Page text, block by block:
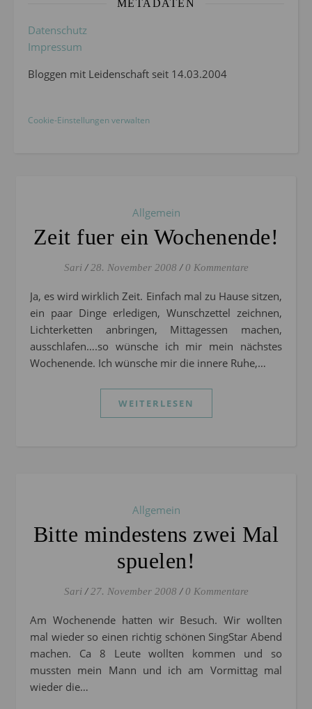
METADATEN
Datenschutz
Impressum
Bloggen mit Leidenschaft seit 14.03.2004
Cookie-Einstellungen verwalten
Allgemein
Zeit fuer ein Wochenende!
Sari / 28. November 2008 / 0 Kommentare
Ja, es wird wirklich Zeit. Einfach mal zu Hause sitzen,
ein paar Dinge erledigen, Wunschzettel zeichnen,
Lichterketten anbringen, Mittagessen machen,
ausschlafen….so wünsche ich mir mein nächstes
Wochenende. Ich wünsche mir die innere Ruhe,…
WEITERLESEN
Allgemein
Bitte mindestens zwei Mal
spuelen!
Sari / 27. November 2008 / 0 Kommentare
Am Wochenende hatten wir Besuch. Wir wollten
mal wieder so einen richtig schönen SingStar Abend
machen. Ca 8 Leute wollten kommen und so
mussten mein Mann und ich am Vormittag mal
wieder die…